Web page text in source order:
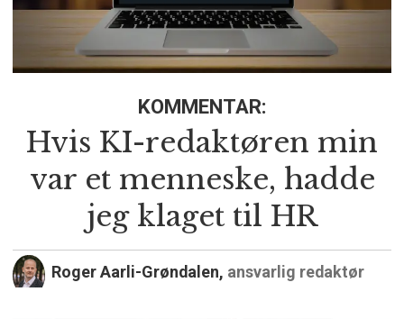
KOMMENTAR:
Hvis KI-redaktøren min
var et menneske, hadde
jeg klaget til HR
Roger Aarli-Grøndalen, ansvarlig redaktør